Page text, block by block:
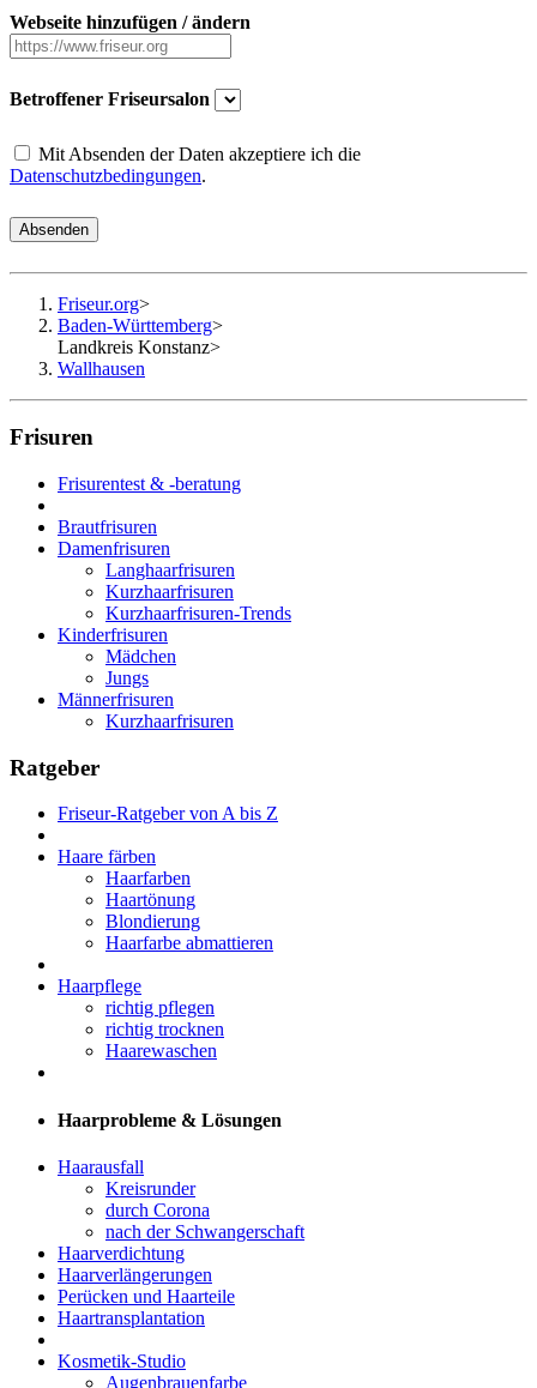
Webseite hinzufügen / ändern
Betroffener Friseursalon
Mit Absenden der Daten akzeptiere ich die
Datenschutzbedingungen.
Absenden
Friseur.org>
Baden-Württemberg>
Landkreis Konstanz>
Wallhausen
Frisuren
Frisurentest & -beratung
Brautfrisuren
Damenfrisuren
Langhaarfrisuren
Kurzhaarfrisuren
Kurzhaarfrisuren-Trends
Kinderfrisuren
Mädchen
Jungs
Männerfrisuren
Kurzhaarfrisuren
Ratgeber
Friseur-Ratgeber von A bis Z
Haare färben
Haarfarben
Haartönung
Blondierung
Haarfarbe abmattieren
Haarpflege
richtig pflegen
richtig trocknen
Haarewaschen
Haarprobleme & Lösungen
Haarausfall
Kreisrunder
durch Corona
nach der Schwangerschaft
Haarverdichtung
Haarverlängerungen
Perücken und Haarteile
Haartransplantation
Kosmetik-Studio
Augenbrauenfarbe